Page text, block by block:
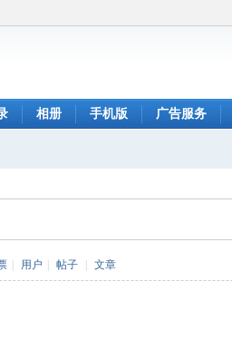
相册 手机版 广告服务
用户 帖子 文章